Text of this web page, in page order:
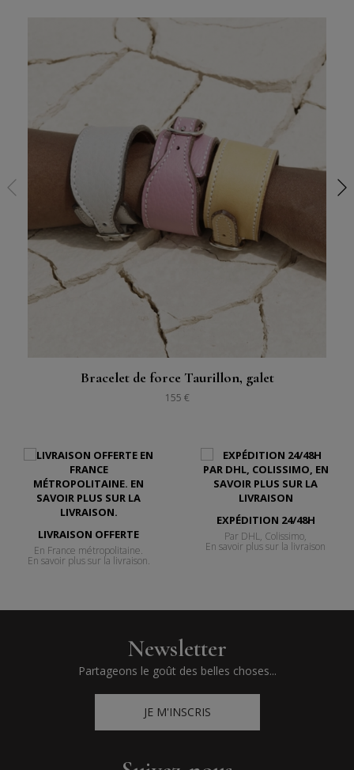
Bracelet de force Taurillon, galet
155 €
LIVRAISON OFFERTE
En France métropolitaine.
En savoir plus sur la livraison.
EXPÉDITION 24/48H
Par DHL, Colissimo,
En savoir plus sur la livraison
Newsletter
Partageons le goût des belles choses...
JE M'INSCRIS